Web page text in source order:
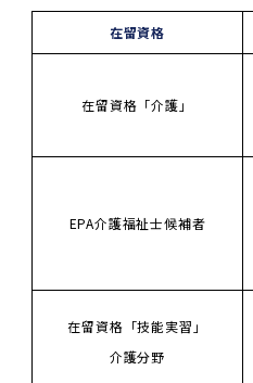
在留資格
在留資格「介護」
EPA介護福祉士候補者
在留資格「技能実習」
介護分野